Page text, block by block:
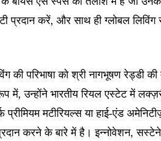
प्रदान करें, और साथ ही ग्लोबल
की परिभाषा को श्री नागभूषण रेड्डी
उन्होंने भारतीय रियल एस्टेट में
मटीरियल्स या हाई-एंड
करने के बारे में है। इन्नोवेशन,